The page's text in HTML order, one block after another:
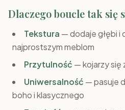
Dlaczego boucle tak się
Tekstura — dodaje głębi i
najprostszym meblom
Przytulność — kojarzy się
Uniwersalność — pasuje
boho i klasycznego